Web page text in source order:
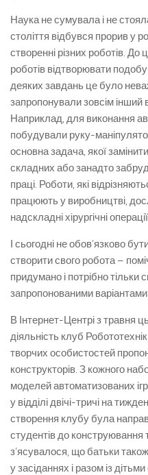
Наука не сумувала і не
століття відбувся прорив у
створенні різних роботів.
роботів відтворювати
деяких завдань це було
запропонували зовсім інший
Наприклад, для виконання
побудували руку-
основна задача, якої
складних або занадто
праці. Роботи, які
працюють у виробництві,
надскладні хірургічні
І сьогодні не обов’язково
створити свого робота –
придумано і потрібно тільки
запропонованими варіантами.
В Інтернет-Центрі з травня
діяльність клуб
творчих особистостей
конструкторів. З кожного
моделей автоматизованих
у відділі двічі-тричі на
створення клубу була
студентів до конструювання
з’ясувалося, що батьки
у засіданнях і разом із